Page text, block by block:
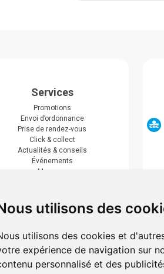
utilisons des
utilisons des cookies et
expérience de navigation sur
personnalisé et des
Services
Promotions
Envoi d’ordonnance
Prise de rendez-vous
Click & collect
Actualités & conseils
Événements
Marques